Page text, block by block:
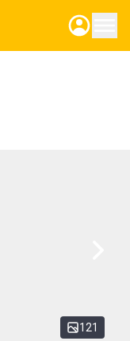
121